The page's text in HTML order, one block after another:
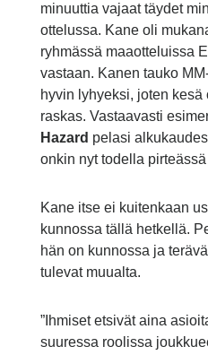
minuuttia vajaat täydet
ottelussa. Kane oli
ryhmässä maaotteluissa
vastaan. Kanen tauko
hyvin lyhyeksi, joten
raskas. Vastaavasti
Hazard pelasi
onkin nyt todella
Kane itse ei kuitenkaan
kunnossa tällä hetkellä.
hän on kunnossa ja
tulevat muualta.
”Ihmiset etsivät aina
suuressa roolissa